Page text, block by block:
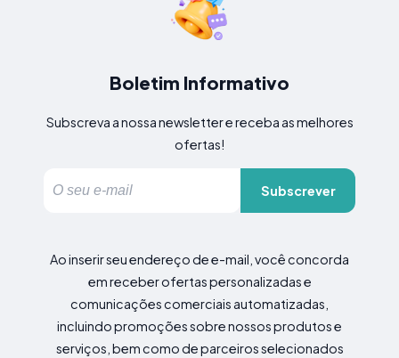
Boletim Informativo
Subscreva a nossa newsletter e receba as melhores
ofertas!
Subscrever
Ao inserir seu endereço de e-mail, você concorda
em receber ofertas personalizadas e
comunicações comerciais automatizadas,
incluindo promoções sobre nossos produtos e
serviços, bem como de parceiros selecionados